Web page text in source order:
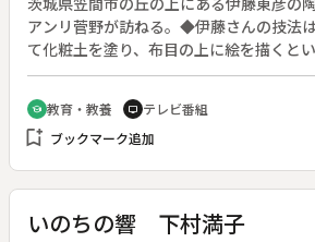
アンリ菅野が訪ねる。◆伊藤さんの技法
て化粧土を塗り、布目の上に絵を描くと
を出てシルクロードを旅し、敦煌で出会
を感じた。絵具は自製で５００種あるが
比べてあまりにも少ない。◆火の温度から
算する。全てに満足した作品はないが、
school 教育・教養 tv テレビ番組
bookmark_add ブックマーク追加
いのちの響 下村満子